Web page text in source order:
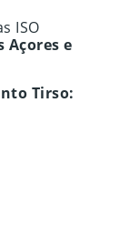
Açores e
Tirso: